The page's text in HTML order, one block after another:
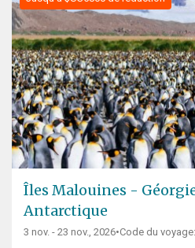
Îles Malouines -
Antarctique
3 nov. - 23 nov., 2026•Code du